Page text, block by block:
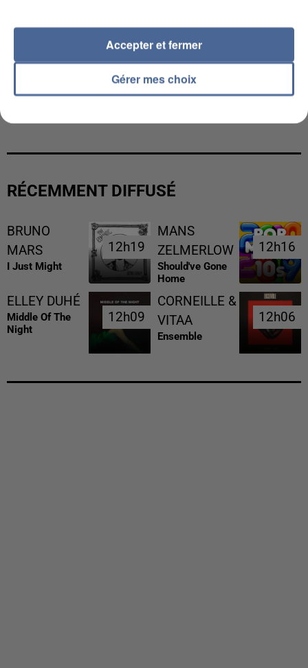
RÉCEMMENT DIFFUSÉ
BRUNO
MARS
I Just Might
12h19
12h19
MANS
ZELMERLOW
Should've Gone
Home
12h16
12h16
ELLEY DUHÉ
Middle Of The
Night
12h09
12h09
CORNEILLE &
VITAA
Ensemble
12h06
12h06
Gérer mes choix
Accepter et fermer